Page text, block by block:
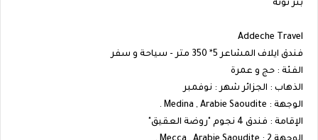
بئر توتة
Addeche Travel
فندق ايلاف المشاعر 5* 350 متر - سياحة و سفر
الفئة : حج و عمرة
الذهاب : الجزائر شهر : نوفمبر
الوجهة : Medina , Arabie Saoudite .
الإقامة : فندق 4 نجوم "روضة العقيق"